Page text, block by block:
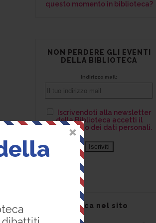
questo momento in biblioteca?
NON PERDERE GLI EVENTI
DELLA BIBLIOTECA
Indirizzo mail:
Iscrivendoti alla newsletter
della Biblioteca accetti il
trattamento dei dati personali.
Cerca nel sito